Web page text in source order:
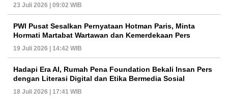
23 Juli 2026 | 09:02 WIB
PWI Pusat Sesalkan Pernyataan Hotman Paris, Minta
Hormati Martabat Wartawan dan Kemerdekaan Pers
19 Juli 2026 | 14:42 WIB
Hadapi Era AI, Rumah Pena Foundation Bekali Insan Pers
dengan Literasi Digital dan Etika Bermedia Sosial
18 Juli 2026 | 17:41 WIB